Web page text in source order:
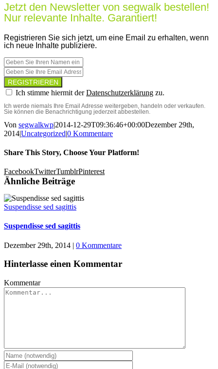
Jetzt den Newsletter von segwalk bestellen!
Nur relevante Inhalte. Garantiert!
Registrieren Sie sich jetzt, um eine Email zu erhalten, wenn
ich neue Inhalte publiziere.
Ich stimme hiermit derDatenschutzerklärung zu.
Ich werde niemals Ihre Email Adresse weitergeben, handeln oder verkaufen.
Sie können die Benachrichtigung jederzeit abbestellen.
Von segwalkwp|2014-12-29T09:36:46+00:00Dezember 29th,
2014|Uncategorized|0 Kommentare
Share This Story, Choose Your Platform!
FacebookTwitterTumblrPinterest
Ähnliche Beiträge
Suspendisse sed sagittis
Suspendisse sed sagittis
Dezember 29th, 2014 | 0 Kommentare
Hinterlasse einen Kommentar
Kommentar